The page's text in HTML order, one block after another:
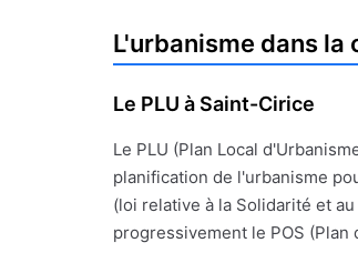
L'urbanisme dans la
Le PLU à Saint-Cirice
Le PLU (Plan Local
planification de l'urbanisme
(loi relative à la Solidarité et
progressivement le POS (Plan